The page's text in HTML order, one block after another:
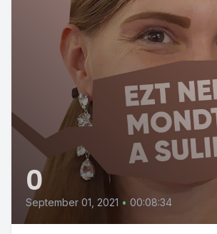
0
September 01, 2021 • 00:08:34